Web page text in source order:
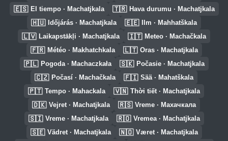
🇪🇸 El tiempo · Machatjkala 🇹🇷 Hava durumu · Machatjkala
🇭🇺 Időjárás · Machatjkala 🇪🇪 Ilm · Mahhatškala
🇱🇻 Laikapstākļi · Machatjkala 🇮🇹 Meteo · Machačkala
🇫🇷 Météo · Makhatchkala 🇱🇹 Oras · Machatjkala
🇵🇱 Pogoda · Machaczkała 🇸🇰 Počasie · Machatjkala
🇨🇿 Počasí · Machačkala 🇫🇮 Sää · Mahatškala
🇵🇹 Tempo · Mahackala 🇻🇳 Thời tiết · Machatjkala
🇩🇰 Vejret · Machatjkala 🇷🇸 Vreme · Махачкала
🇸🇮 Vreme · Machatjkala 🇷🇴 Vremea · Machatjkala
🇸🇪 Vädret · Machatjkala 🇳🇴 Været · Machatjkala